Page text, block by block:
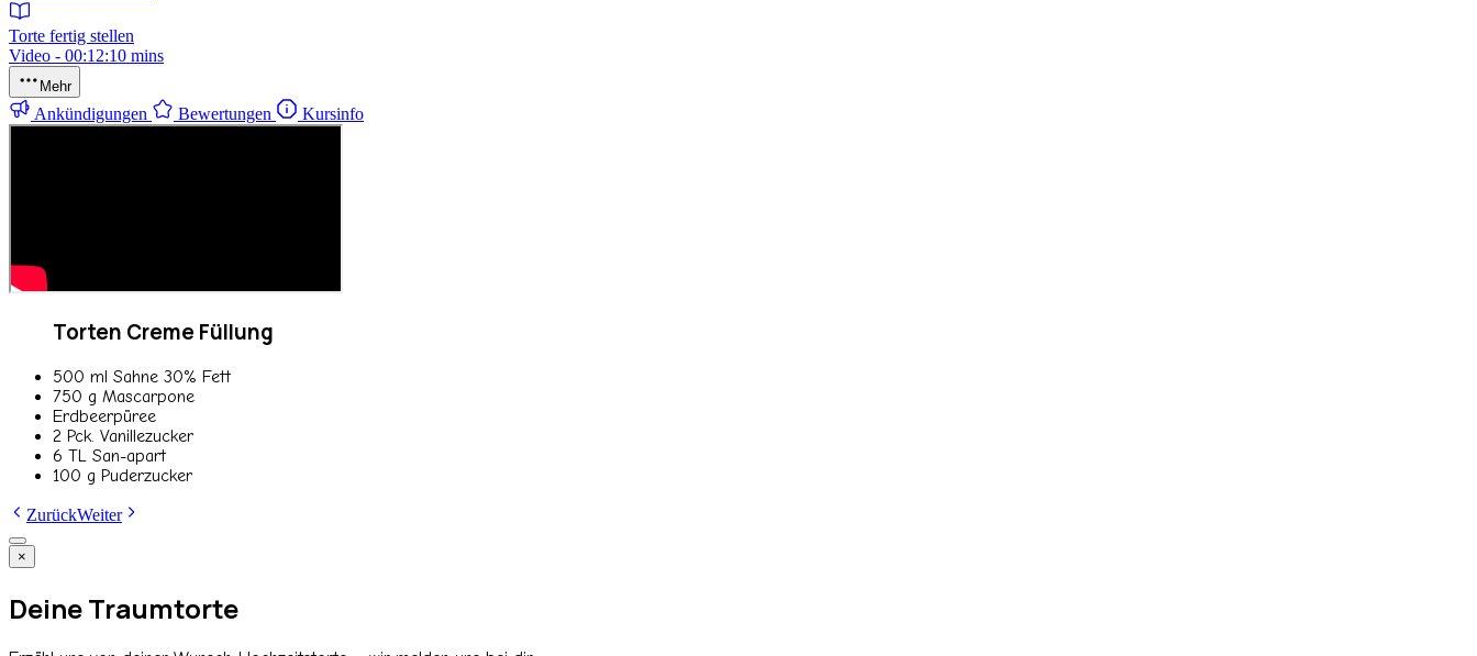
Torte fertig stellen
Video - 00:12:10 mins
Mehr
Ankündigungen Bewertungen Kursinfo
Torten Creme Füllung
500 ml Sahne 30% Fett
750 g Mascarpone
Erdbeerpüree
2 Pck. Vanillezucker
6 TL San-apart
100 g Puderzucker
ZurückWeiter
×
Deine Traumtorte